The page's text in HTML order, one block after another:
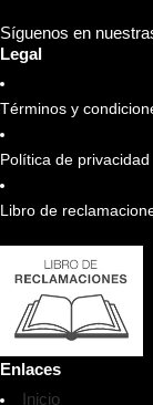
Síguenos en
Legal
Términos y
Política de privacidad
Libro de
Enlaces
Inicio